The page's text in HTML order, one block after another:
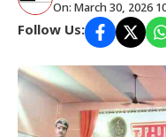
On: March 30, 2026
Follow Us: